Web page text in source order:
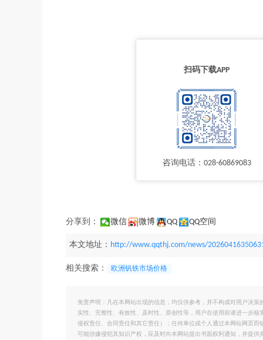
扫码下载APP
咨询电话：028-60869083
分享到： 微信 微博 QQ QQ空间
本文地址： http://www.qqthj.com/news/
相关搜索： 欧洲钒铁市场价格
免责声明：凡在本网站出现的信息，均仅供参考，并不构成对用户决
实性、完整性、有效性、及时性、原创性等，用户在使用前请进一步
侵权责任、合同责任和其它责任）；任何单位或个人通过本网站网页
可能涉嫌侵犯其知识产权，应及时向本网站提出书面权利通知，并提